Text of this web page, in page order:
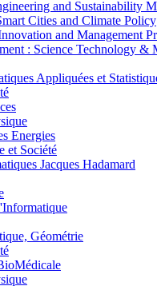
and Sustainability
Cities and Climate Policy
and Management
: Science Technology &
Appliquées et
Energies
et Société
Jacques Hadamard
Géométrie